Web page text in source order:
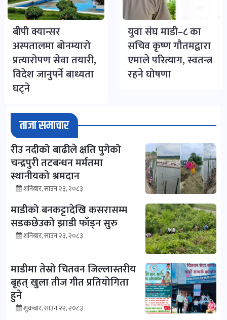
बीपी क्यान्सर
अस्पतालमा बोनम्यारो
प्रत्यारोपण सेवा तयारी,
विदेश जानुपर्ने बाध्यता
घट्ने
युवा संघ माडी–८ का
सचिव कृष्ण गौतमद्वारा
एमाले परित्याग, स्वतन्त्र
रहने घोषणा
ताजा समाचार
रीउ नदीको बाढीले क्षति पुगेको
चन्द्रपुरी तटबन्धन मर्मतमा
स्थानीयको श्रमदान
शनिबार, साउन २३, २०८३
माडीको बनकट्टादेखि कसरासम्म
सडकछेउको झाडी फाँड्न सुरु
शनिबार, साउन २३, २०८३
माडीमा तेस्रो चितवन जिल्लास्तरीय
बृहत् खुला तीज गीत प्रतियोगिता
हुने
शुक्रबार, साउन २२, २०८३